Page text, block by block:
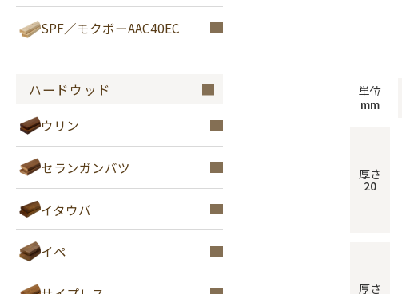
SPF／モクボーAAC40EC
ハードウッド
ウリン
セランガンバツ
イタウバ
イペ
単位
mm
厚さ
20
厚さ